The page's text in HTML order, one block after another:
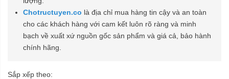
Chotructuyen.co là địa chỉ mua hàng tin cậy và an toàn
cho các khách hàng với cam kết luôn rõ ràng và minh
bạch về xuất xứ nguồn gốc sản phẩm và giá cả, bảo hành
chính hãng.
Sắp xếp theo: